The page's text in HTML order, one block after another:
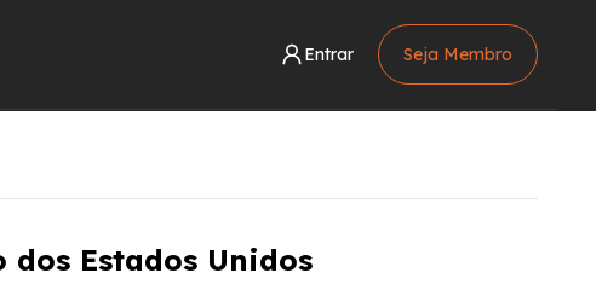
Entrar Seja Membro
Estados Unidos